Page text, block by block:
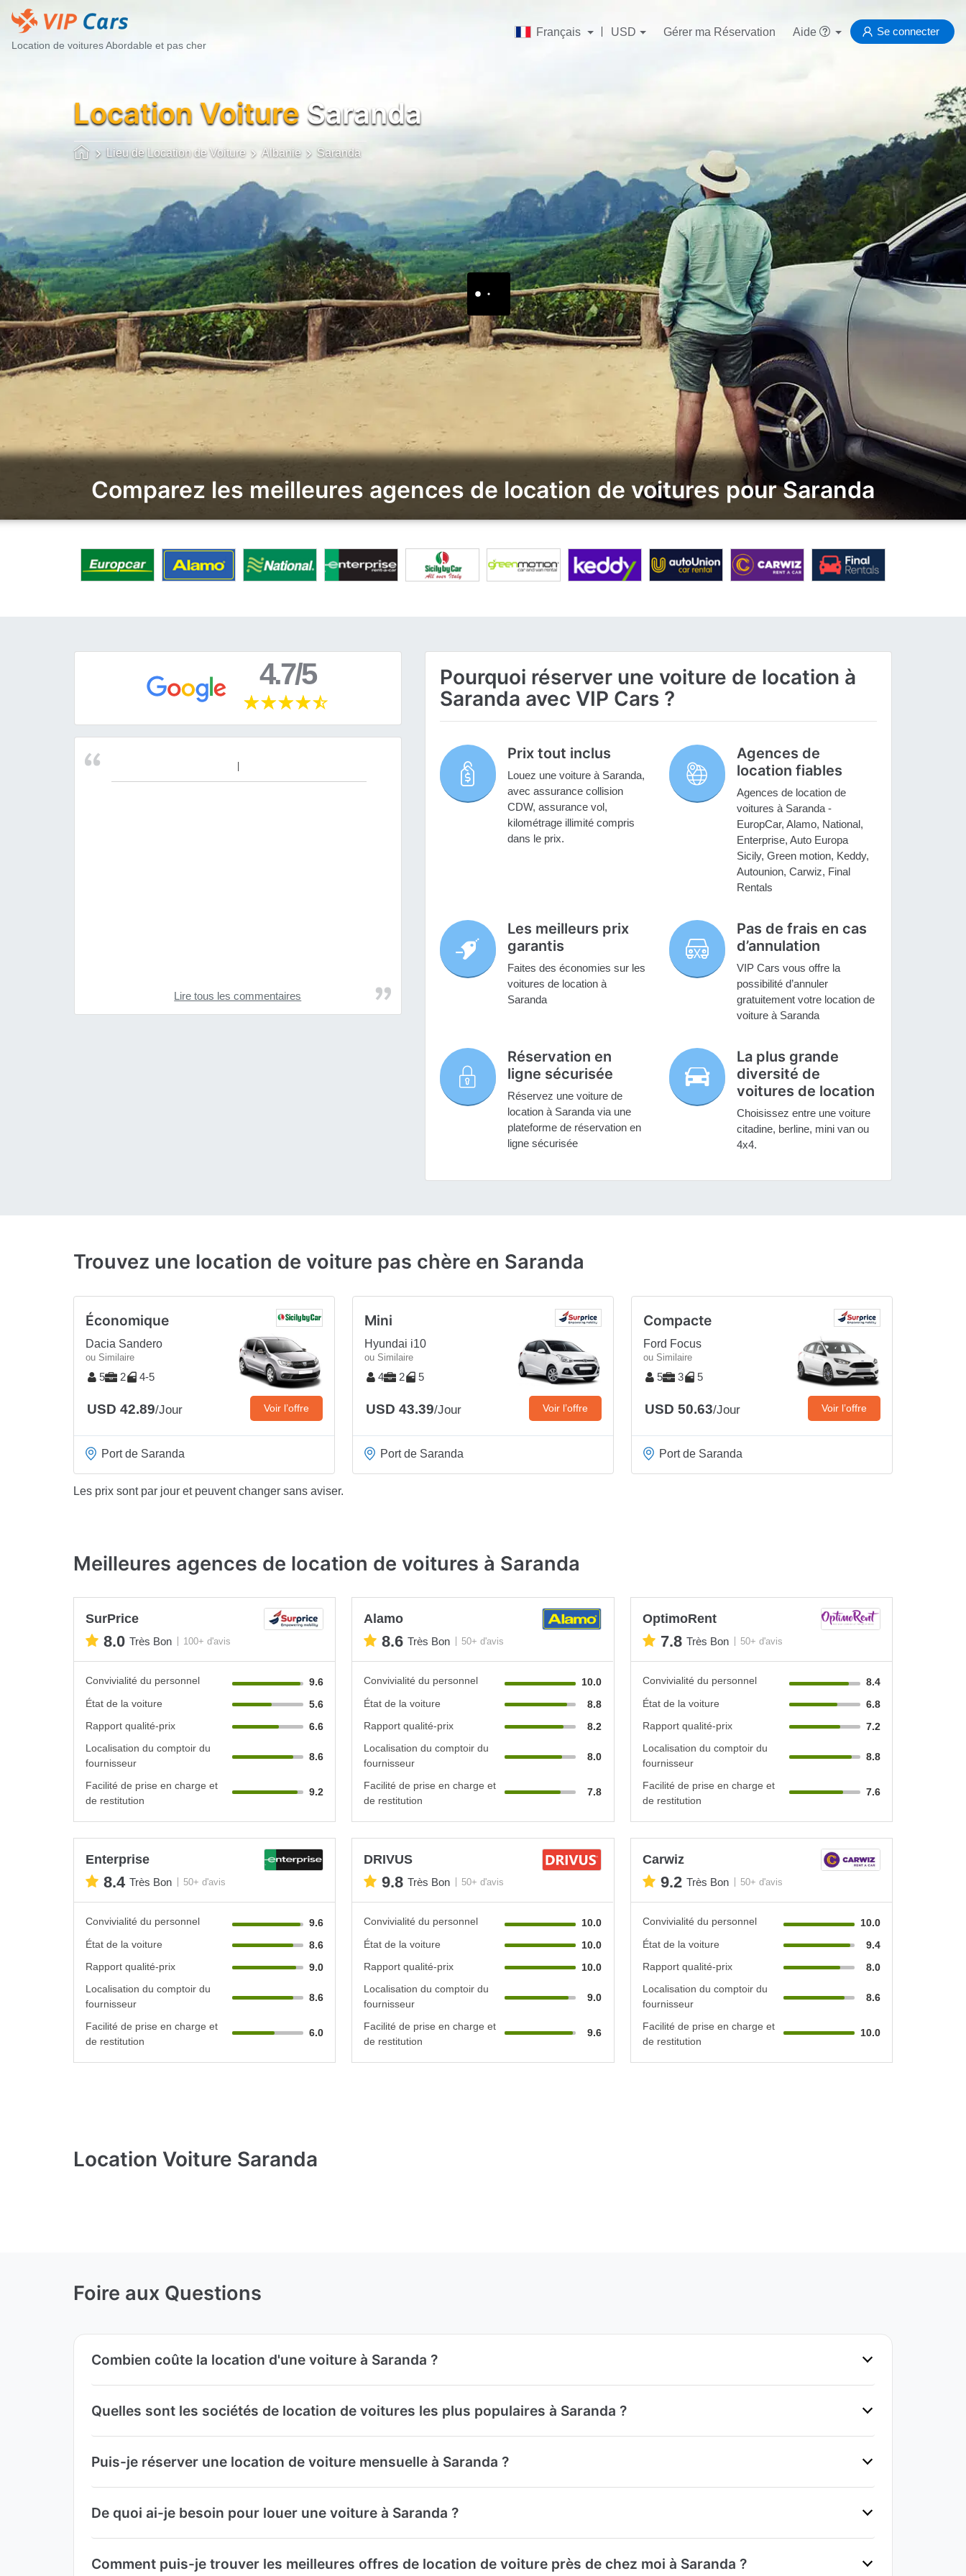
Location de voitures Abordable et pas cher
Français USD Gérer ma Réservation Aide Se connecter
Location Voiture Saranda
Lieu de Location de Voiture Albanie Saranda
Comparez les meilleures agences de location de voitures pour Saranda
4.7/5
Lire tous les commentaires
Pourquoi réserver une voiture de location à
Saranda avec VIP Cars ?
Prix tout inclus
Louez une voiture à Saranda,
avec assurance collision
CDW, assurance vol,
kilométrage illimité compris
dans le prix.
Agences de
location fiables
Agences de location de
voitures à Saranda -
EuropCar, Alamo, National,
Enterprise, Auto Europa
Sicily, Green motion, Keddy,
Autounion, Carwiz, Final
Rentals
Les meilleurs prix
garantis
Faites des économies sur les
voitures de location à
Saranda
Pas de frais en cas
d’annulation
VIP Cars vous offre la
possibilité d’annuler
gratuitement votre location de
voiture à Saranda
Réservation en
ligne sécurisée
Réservez une voiture de
location à Saranda via une
plateforme de réservation en
ligne sécurisée
La plus grande
diversité de
voitures de location
Choisissez entre une voiture
citadine, berline, mini van ou
4x4.
Trouvez une location de voiture pas chère en Saranda
Économique
Dacia Sandero
ou Similaire
5 2 4-5
USD 42.89/Jour Voir l’offre
Port de Saranda
Mini
Hyundai i10
ou Similaire
4 2 5
USD 43.39/Jour Voir l’offre
Port de Saranda
Compacte
Ford Focus
ou Similaire
5 3 5
USD 50.63/Jour Voir l’offre
Port de Saranda
Les prix sont par jour et peuvent changer sans aviser.
Meilleures agences de location de voitures à Saranda
SurPrice
8.0 Très Bon 100+ d'avis
Convivialité du personnel
9.6
État de la voiture
5.6
Rapport qualité-prix
6.6
Localisation du comptoir du
fournisseur
8.6
Facilité de prise en charge et
de restitution
9.2
Alamo
8.6 Très Bon 50+ d'avis
Convivialité du personnel
10.0
État de la voiture
8.8
Rapport qualité-prix
8.2
Localisation du comptoir du
fournisseur
8.0
Facilité de prise en charge et
de restitution
7.8
OptimoRent
7.8 Très Bon 50+ d'avis
Convivialité du personnel
8.4
État de la voiture
6.8
Rapport qualité-prix
7.2
Localisation du comptoir du
fournisseur
8.8
Facilité de prise en charge et
de restitution
7.6
Enterprise
8.4 Très Bon 50+ d'avis
Convivialité du personnel
9.6
État de la voiture
8.6
Rapport qualité-prix
9.0
Localisation du comptoir du
fournisseur
8.6
Facilité de prise en charge et
de restitution
6.0
DRIVUS
9.8 Très Bon 50+ d'avis
Convivialité du personnel
10.0
État de la voiture
10.0
Rapport qualité-prix
10.0
Localisation du comptoir du
fournisseur
9.0
Facilité de prise en charge et
de restitution
9.6
Carwiz
9.2 Très Bon 50+ d'avis
Convivialité du personnel
10.0
État de la voiture
9.4
Rapport qualité-prix
8.0
Localisation du comptoir du
fournisseur
8.6
Facilité de prise en charge et
de restitution
10.0
Location Voiture Saranda
Foire aux Questions
Combien coûte la location d'une voiture à Saranda ?
Quelles sont les sociétés de location de voitures les plus populaires à Saranda ?
Puis-je réserver une location de voiture mensuelle à Saranda ?
De quoi ai-je besoin pour louer une voiture à Saranda ?
Comment puis-je trouver les meilleures offres de location de voiture près de chez moi à Saranda ?